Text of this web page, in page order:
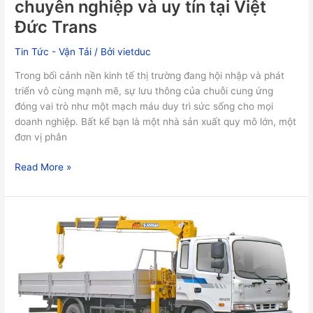
chuyên nghiệp và uy tín tại Việt
Đức Trans
Tin Tức - Vận Tải / Bởivietduc
Trong bối cảnh nền kinh tế thị trường đang hội nhập và phát
triển vô cùng mạnh mẽ, sự lưu thông của chuỗi cung ứng
đóng vai trò như một mạch máu duy trì sức sống cho mọi
doanh nghiệp. Bất kể bạn là một nhà sản xuất quy mô lớn, một
đơn vị phân
Trans
Read More »
xe
cẩu